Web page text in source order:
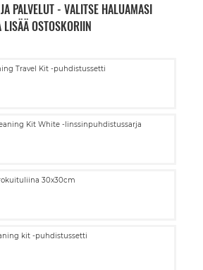
PALVELUT - VALITSE HALUAMASI
LISÄÄ OSTOSKORIIN
Travel Kit -puhdistussetti
Kit White -linssinpuhdistussarja
30x30cm
kit -puhdistussetti